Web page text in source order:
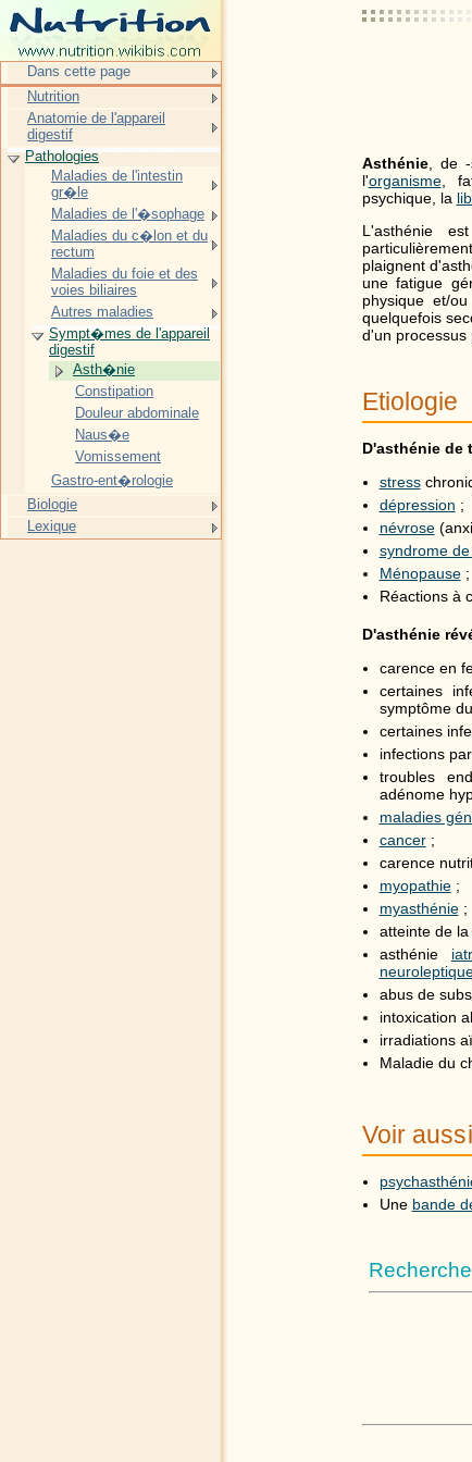
Asthénie, de -
l'organisme,
psychique, la
L'asthénie
plaignent
une fatigue
physique et/
quelquefois
d'un processus
Etiologie
D'asthénie de
stress
dépression ;
névrose
syndrome
Ménopause;
Réactions à
D'asthénie
carence en
certaines
symptôme
certaines
infections
troubles
adénome
maladies
cancer;
carence
myopathie;
myasthénie;
atteinte de la
asthénie
abus de
intoxication
irradiations
Maladie du
Voir aussi
Une bande
Dans cette page
Nutrition
Anatomie de l'appareil
digestif
Pathologies
Maladies de l'intestin
gr�le
Maladies de l'�sophage
Maladies du c�lon et du
rectum
Maladies du foie et des
voies biliaires
Autres maladies
Sympt�mes de l'appareil
digestif
Asth�nie
Constipation
Douleur abdominale
Naus�e
Vomissement
Gastro-ent�rologie
Biologie
Lexique